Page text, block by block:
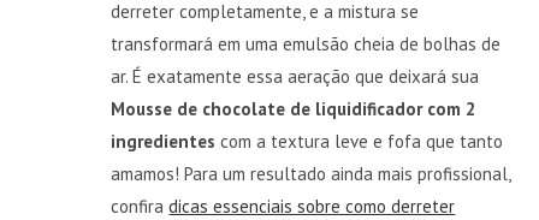
derreter completamente, e a mistura se
transformará em uma emulsão cheia de bolhas de
ar. É exatamente essa aeração que deixará sua
Mousse de chocolate de liquidificador com 2
ingredientes com a textura leve e fofa que tanto
amamos! Para um resultado ainda mais profissional,
confiradicas essenciais sobre como derreter